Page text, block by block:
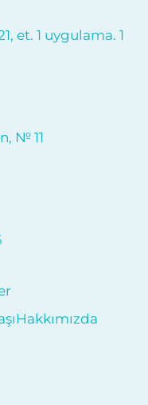
et. 1 uygulama. 1
№ 11
Hakkımızda